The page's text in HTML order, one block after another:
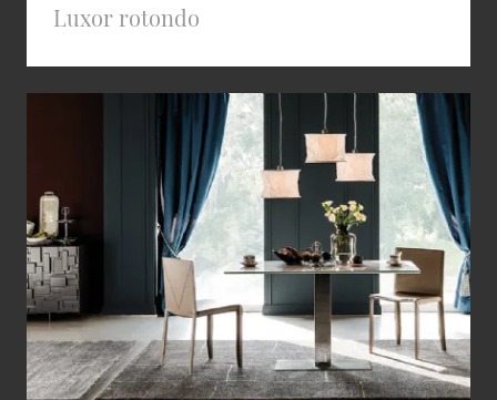
Luxor rotondo